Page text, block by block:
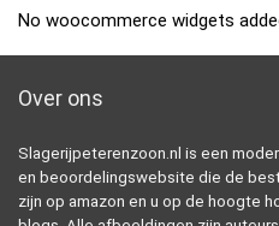
No woocommerce widgets
Over ons
Slagerijpeterenzoon.nl is een
en beoordelingswebsite die de
zijn op amazon en u op de hoogte